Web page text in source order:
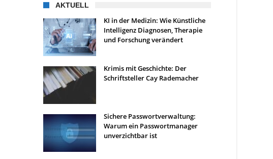
AKTUELL
KI in der Medizin: Wie Künstliche
Intelligenz Diagnosen, Therapie
und Forschung verändert
Krimis mit Geschichte: Der
Schriftsteller Cay Rademacher
Sichere Passwortverwaltung:
Warum ein Passwortmanager
unverzichtbar ist